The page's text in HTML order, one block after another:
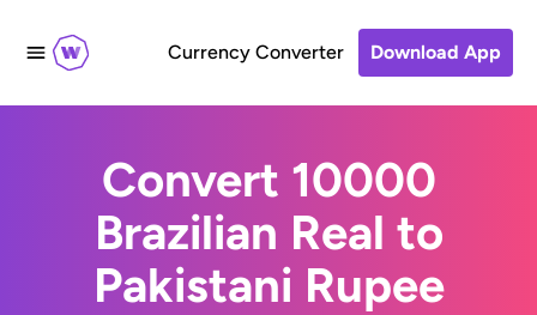
Currency Converter Download App
Convert 10000
Brazilian Real to
Pakistani Rupee